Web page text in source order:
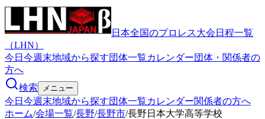
日本全国のプロレス大会日程一覧
（LHN）
今日 今週末地域から探す団体一覧カレンダー団体・関係者の
方へ
検索
メニュー
今日 今週末地域から探す団体一覧カレンダー関係者の方へ
ホーム/会場一覧/長野/長野市/長野日本大学高等学校